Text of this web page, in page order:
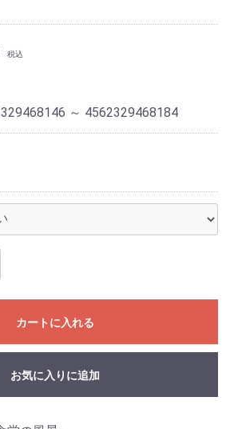
税込
～ 4562329468184
カートに入れる
お気に入りに追加